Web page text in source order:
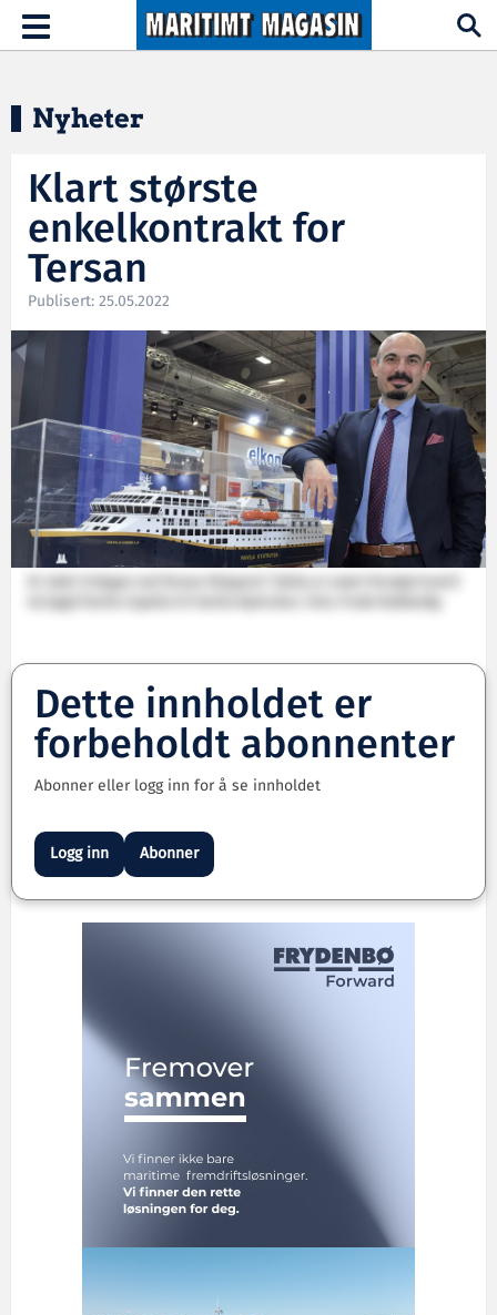
Hopp til hovedinnhold
Toggle
navigation
Nyheter
Klart største
enkelkontrakt for
Tersan
Publisert: 25.05.2022
M. Sakir Erdogan ved Tersan Shipyard i Tyrkia er svært fornøyd med å
Dette innholdet er
forbeholdt abonnenter
Abonner eller logg inn for å se innholdet
Logg inn Abonner